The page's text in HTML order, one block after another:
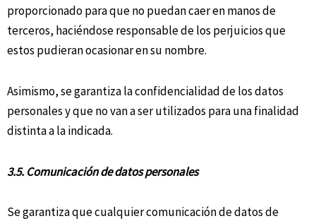
proporcionado para que no puedan caer en manos de
terceros, haciéndose responsable de los perjuicios que
estos pudieran ocasionar en su nombre.
Asimismo, se garantiza la confidencialidad de los datos
personales y que no van a ser utilizados para una finalidad
distinta a la indicada.
3.5. Comunicación de datos personales
Se garantiza que cualquier comunicación de datos de